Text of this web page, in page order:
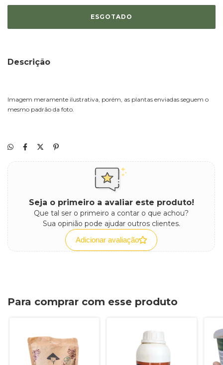
Descrição
Imagem meramente ilustrativa, porém, as plantas enviadas seguem o
mesmo padrão da foto.
Seja o primeiro a avaliar este produto!
Que tal ser o primeiro a contar o que achou?
Sua opinião pode ajudar outros clientes.
Adicionar avaliação
Para comprar com esse produto